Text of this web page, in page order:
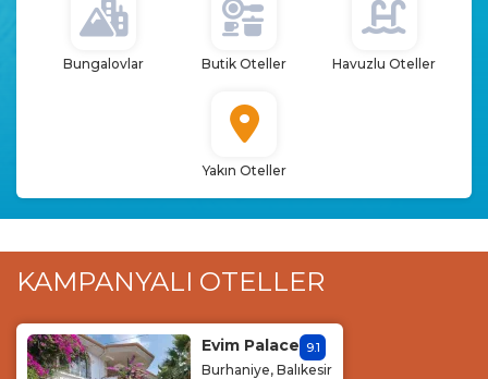
Bungalovlar Butik Oteller Havuzlu Oteller
Yakın Oteller
KAMPANYALI OTELLER
Evim Palace 9.1
Burhaniye, Balıkesir